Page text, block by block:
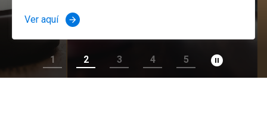
Ver aquí arrow_forward
1 2 3 4 5 pause_circle_filled